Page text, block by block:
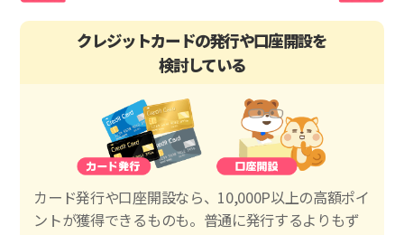
クレジットカードの発行や口座開設を
検討している
カード発行や口座開設なら、10,000P以上の高額ポイ
ントが獲得できるものも。普通に発行するよりもず